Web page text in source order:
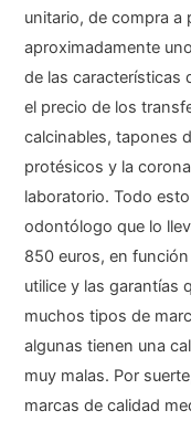
unitario, de compra a
aproximadamente
de las características
el precio de los
calcinables, tapones
protésicos y la
laboratorio. Todo
odontólogo que lo
850 euros, en
utilice y las garantías
muchos tipos de
algunas tienen una
muy malas. Por
marcas de calidad